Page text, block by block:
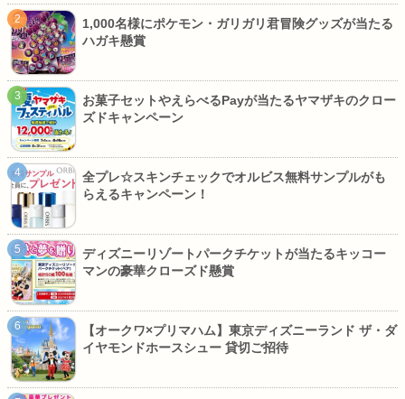
1,000名様にポケモン・ガリガリ君冒険グッズが当たる
ハガキ懸賞
お菓子セットやえらべるPayが当たるヤマザキのクロー
ズドキャンペーン
全プレ☆スキンチェックでオルビス無料サンプルがも
らえるキャンペーン！
ディズニーリゾートパークチケットが当たるキッコー
マンの豪華クローズド懸賞
【オークワ×プリマハム】東京ディズニーランド ザ・ダ
イヤモンドホースシュー 貸切ご招待